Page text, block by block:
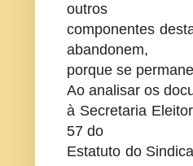
outros
componentes
abandonem,
porque se
Ao analisar os
à Secretaria
57 do
Estatuto do